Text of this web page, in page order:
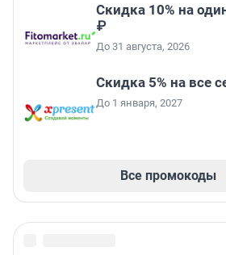
Скидка 10% на
₽
До 31 августа, 2026
Скидка 5% на все
До 1 января, 2027
Все промокоды